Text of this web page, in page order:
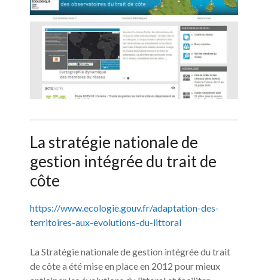
La stratégie nationale de
gestion intégrée du trait de
côte
https://www.ecologie.gouv.fr/adaptation-des-
territoires-aux-evolutions-du-littoral
La Stratégie nationale de gestion intégrée du trait
de côte a été mise en place en 2012 pour mieux